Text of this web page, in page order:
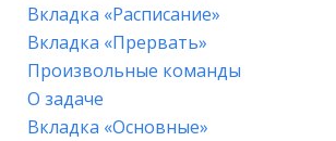
Вкладка «Расписание»
Вкладка «Прервать»
Произвольные команды
О задаче
Вкладка «Основные»